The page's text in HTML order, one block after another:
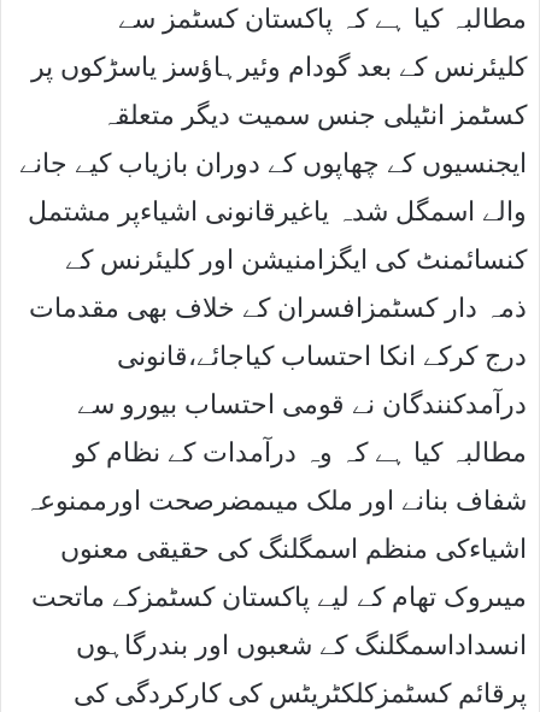
مطالبہ کیا ہے کہ پاکستان کسٹمز سے
کلیئرنس کے بعد گودام وئیرہاﺅسز یاسڑکوں پر
کسٹمز انٹیلی جنس سمیت دیگر متعلقہ
ایجنسیوں کے چھاپوں کے دوران بازیاب کیے جانے
والے اسمگل شدہ یاغیرقانونی اشیاءپر مشتمل
کنسائمنٹ کی ایگزامنیشن اور کلیئرنس کے
ذمہ دار کسٹمزافسران کے خلاف بھی مقدمات
درج کرکے انکا احتساب کیاجائے،قانونی
درآمدکنندگان نے قومی احتساب بیورو سے
مطالبہ کیا ہے کہ وہ درآمدات کے نظام کو
شفاف بنانے اور ملک میںمضرصحت اورممنوعہ
اشیاءکی منظم اسمگلنگ کی حقیقی معنوں
میںروک تھام کے لیے پاکستان کسٹمزکے ماتحت
انسداداسمگلنگ کے شعبوں اور بندرگاہوں
پرقائم کسٹمزکلکٹریٹس کی کارکردگی کی